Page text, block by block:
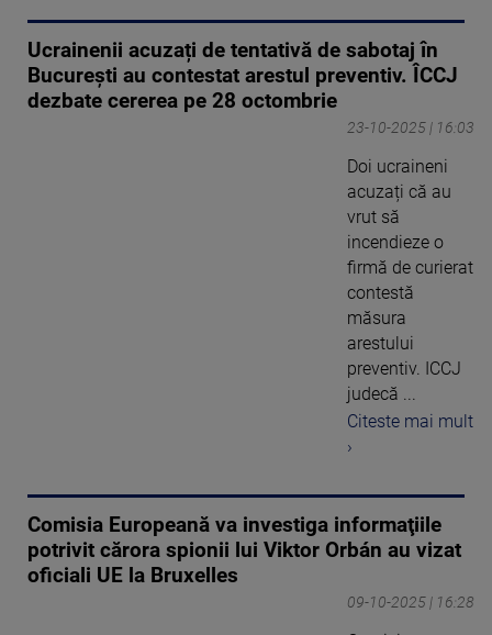
Ucrainenii acuzați de tentativă de sabotaj în
București au contestat arestul preventiv. ÎCCJ
dezbate cererea pe 28 octombrie
23-10-2025 | 16:03
Doi ucraineni
acuzați că au
vrut să
incendieze o
firmă de curierat
contestă
măsura
arestului
preventiv. ICCJ
judecă ...
Citeste mai mult
›
Comisia Europeană va investiga informaţiile
potrivit cărora spionii lui Viktor Orbán au vizat
oficiali UE la Bruxelles
09-10-2025 | 16:28